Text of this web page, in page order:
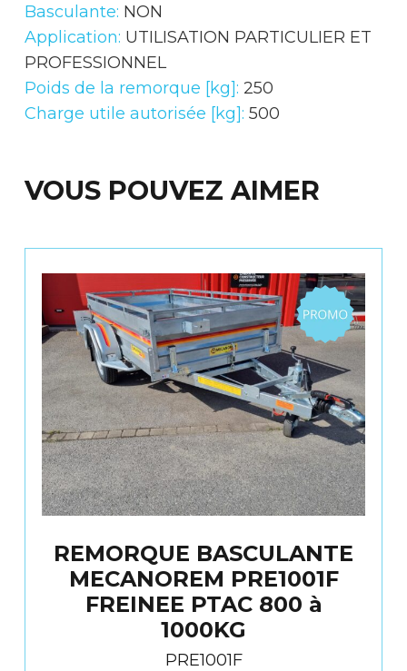
Basculante: NON
Application: UTILISATION PARTICULIER ET
PROFESSIONNEL
Poids de la remorque [kg]: 250
Charge utile autorisée [kg]: 500
VOUS POUVEZ AIMER
Promo
REMORQUE BASCULANTE
MECANOREM PRE1001F
FREINEE PTAC 800 à
1000KG
PRE1001F